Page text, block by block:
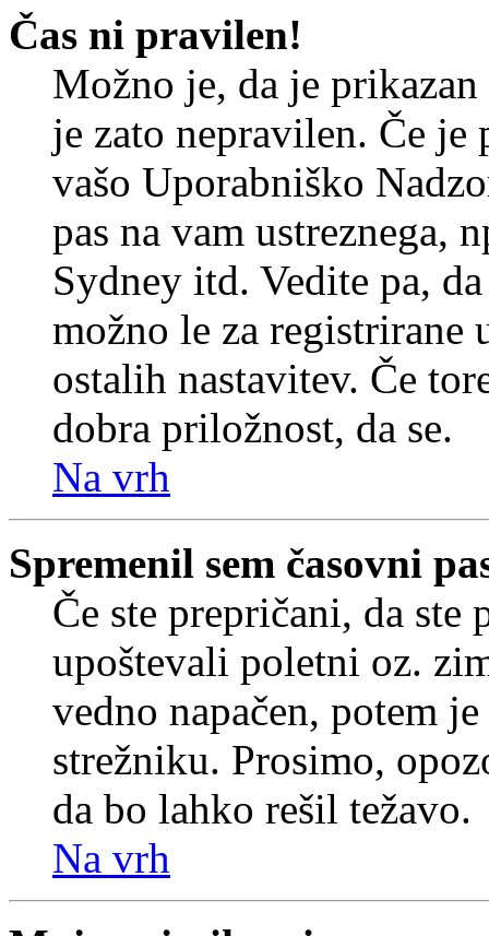
Čas ni pravilen!
Možno je, da je prikazan
je zato nepravilen. Če
vašo Uporabniško
pas na vam ustreznega,
Sydney itd. Vedite pa,
možno le za registrirane
ostalih nastavitev. Če
dobra priložnost, da se.
Na vrh
Spremenil sem časovni
Če ste prepričani, da
upoštevali poletni oz.
vedno napačen, potem
strežniku. Prosimo,
da bo lahko rešil težavo.
Na vrh